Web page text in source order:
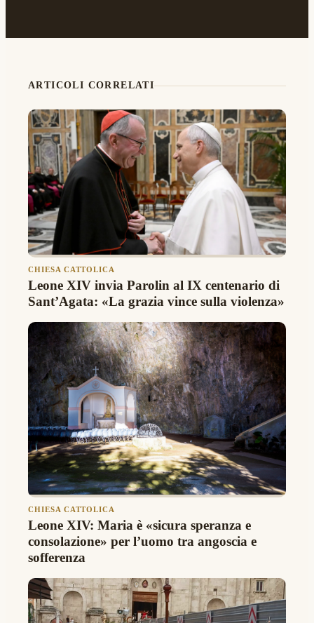
ARTICOLI CORRELATI
CHIESA CATTOLICA
Leone XIV invia Parolin al IX centenario di
Sant’Agata: «La grazia vince sulla violenza»
CHIESA CATTOLICA
Leone XIV: Maria è «sicura speranza e
consolazione» per l’uomo tra angoscia e
sofferenza